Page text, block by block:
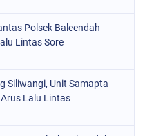
Polsek Baleendah
Lintas Sore
Siliwangi, Unit Samapta
Lalu Lintas